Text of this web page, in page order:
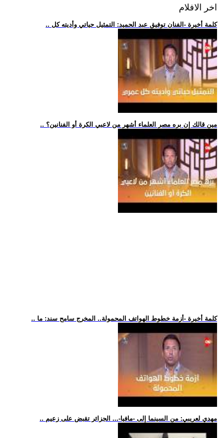
اخر الافلام
.. كلمة أخيرة -الفنان توفيق عبد الحميد: التمثيل حياتي وأديته كل
.. مين قالك إن بره مصر العلماء أشهر من لاعبي الكرة أو الفنانين؟
.. كلمة أخيرة -أزمة خطوط الهواتف المحمولة.. المخرج سامح سند: ما
.. مهدي لعريبي: من السينما إلى -مافيا-... الجزائر تقبض على زعيم